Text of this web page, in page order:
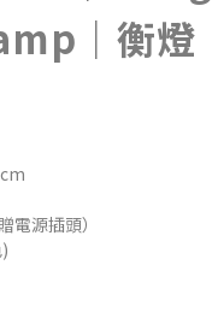
｜衡燈
電源插頭）